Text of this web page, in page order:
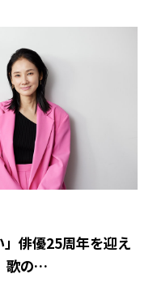
」俳優25周年を迎え
歌の…